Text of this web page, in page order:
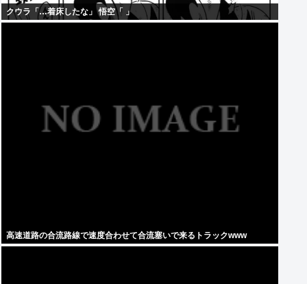
クウラ「…着床したな」 悟空「 」
高速道路の合流路線で速度合わせて合流塞いで来るトラックwww